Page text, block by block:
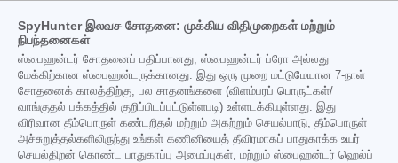
SpyHunter இலவச சோதனை: முக்கிய விதிமுறைகள் மற்றும்
நிபந்தனைகள்
ஸ்பைஹன்டர் சோதனைப் பதிப்பானது, ஸ்பைஹன்டர் ப்ரோ அல்லது
மேக்கிற்கான ஸ்பைஹன்டருக்கானது. இது ஒரு முறை மட்டுமேயான 7-நாள்
சோதனைக் காலத்திற்கு, பல சாதனங்களை (விளம்பரப் பொருட்கள்/
வாங்குதல் பக்கத்தில் குறிப்பிடப்பட்டுள்ளபடி) உள்ளடக்கியுள்ளது. இது
விரிவான தீம்பொருள் கண்டறிதல் மற்றும் அகற்றும் செயல்பாடு, தீம்பொருள்
அச்சுறுத்தல்களிலிருந்து உங்கள் கணினியைத் தீவிரமாகப் பாதுகாக்க உயர்
செயல்திறன் கொண்ட பாதுகாப்பு அமைப்புகள், மற்றும் ஸ்பைஹன்டர் ஹெல்ப்